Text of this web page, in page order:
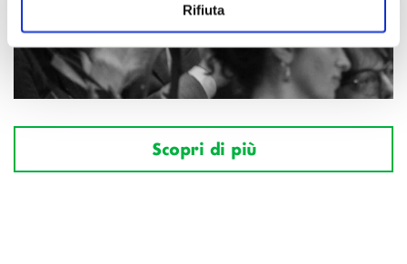
Rifiuta
Scopri di più